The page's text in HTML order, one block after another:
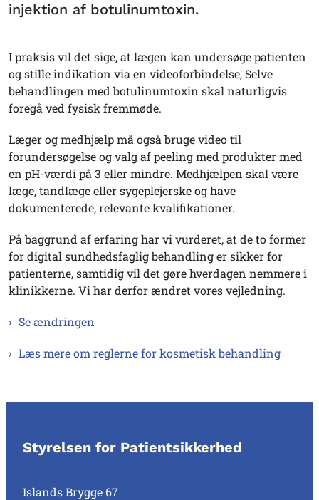
injektion af botulinumtoxin.
I praksis vil det sige, at lægen kan undersøge patienten
og stille indikation via en videoforbindelse, Selve
behandlingen med botulinumtoxin skal naturligvis
foregå ved fysisk fremmøde.
Læger og medhjælp må også bruge video til
forundersøgelse og valg af peeling med produkter med
en pH-værdi på 3 eller mindre. Medhjælpen skal være
læge, tandlæge eller sygeplejerske og have
dokumenterede, relevante kvalifikationer.
På baggrund af erfaring har vi vurderet, at de to former
for digital sundhedsfaglig behandling er sikker for
patienterne, samtidig vil det gøre hverdagen nemmere i
klinikkerne. Vi har derfor ændret vores vejledning.
Se ændringen
Læs mere om reglerne for kosmetisk behandling
Styrelsen for Patientsikkerhed
Islands Brygge 67